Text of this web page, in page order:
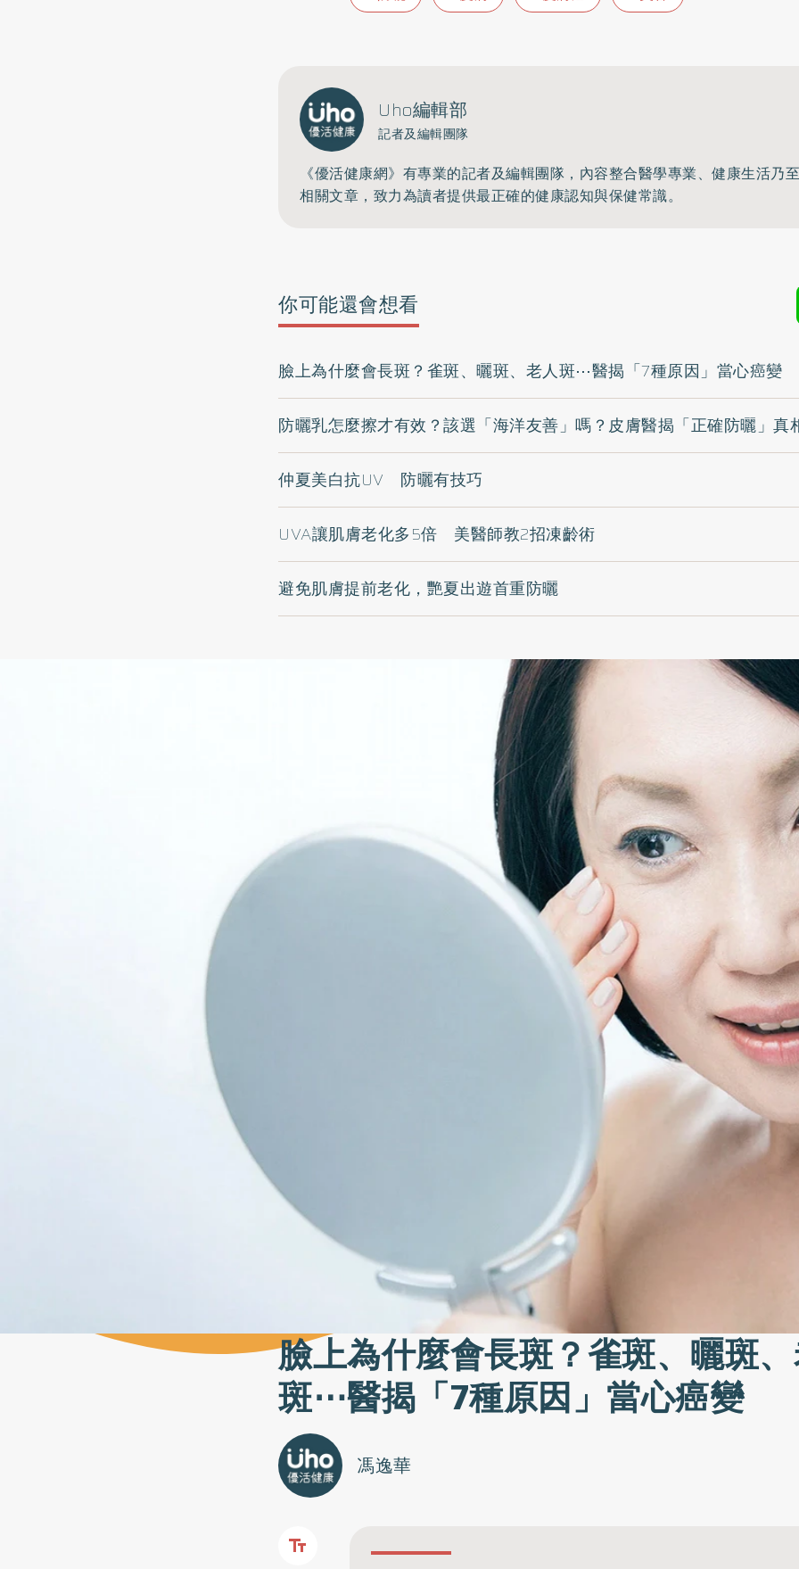
Uho編輯部
記者及編輯團隊
《優活健康網》有專業的記者及編輯團隊，內容整合醫學專業、健康生活乃
相關文章，致力為讀者提供最正確的健康認知與保健常識。
你可能還會想看
臉上為什麼會長斑？雀斑、曬斑、老人斑⋯醫揭「7種原因」當心癌變
防曬乳怎麼擦才有效？該選「海洋友善」嗎？皮膚醫揭「正確防曬」真
仲夏美白抗UV 防曬有技巧
UVA讓肌膚老化多5倍 美醫師教2招凍齡術
避免肌膚提前老化，艷夏出遊首重防曬
臉上為什麼會長斑？雀斑、曬斑
斑⋯醫揭「7種原因」當心癌變
馮逸華